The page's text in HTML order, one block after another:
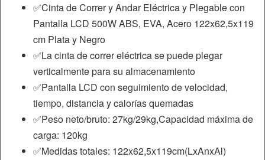
✅Cinta de Correr y Andar Eléctrica y Plegable con
Pantalla LCD 500W ABS, EVA, Acero 122x62,5x119
cm Plata y Negro
✅La cinta de correr eléctrica se puede plegar
verticalmente para su almacenamiento
✅Pantalla LCD con seguimiento de velocidad,
tiempo, distancia y calorías quemadas
✅Peso neto/bruto: 27kg/29kg,Capacidad máxima de
carga: 120kg
✅Medidas totales: 122x62,5x119cm(LxAnxAl)